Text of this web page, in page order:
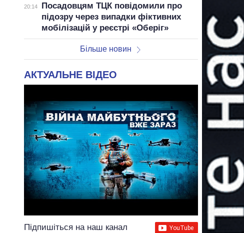
20:14
Посадовцям ТЦК повідомили про
підозру через випадки фіктивних
мобілізацій у реєстрі «Оберіг»
Більше новин
АКТУАЛЬНЕ ВІДЕО
Підпишіться на наш канал